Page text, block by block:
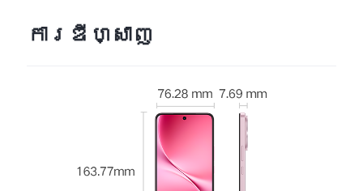
ការឌីហ្សាញ